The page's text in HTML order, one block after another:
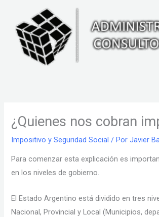
contenido
¿Quienes nos cobran
Impositivo y Seguridad Social / PorJavier
Para comenzar esta explicación es
en los niveles de gobierno.
El Estado Argentino está dividido en tres
Nacional, Provincial y Local (Municipios,